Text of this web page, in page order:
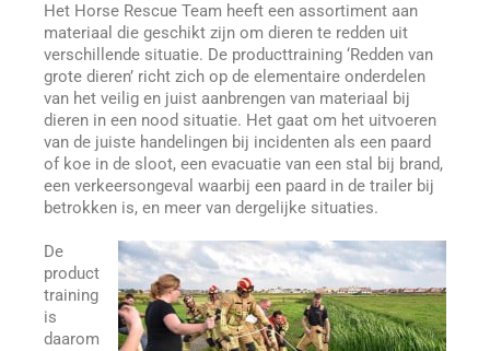
Het Horse Rescue Team heeft een assortiment aan
materiaal die geschikt zijn om dieren te redden uit
verschillende situatie. De producttraining ‘Redden van
grote dieren’ richt zich op de elementaire onderdelen
van het veilig en juist aanbrengen van materiaal bij
dieren in een nood situatie. Het gaat om het uitvoeren
van de juiste handelingen bij incidenten als een paard
of koe in de sloot, een evacuatie van een stal bij brand,
een verkeersongeval waarbij een paard in de trailer bij
betrokken is, en meer van dergelijke situaties.
De
product
training
is
daarom